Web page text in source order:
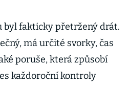
byl fakticky přetržený drát.
má určité svorky, čas
poruše, která způsobí
každoroční kontroly